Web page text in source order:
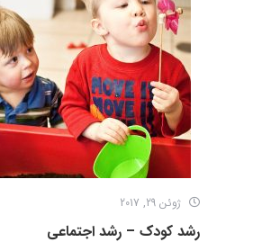
ژوئن 29, 2017
رشد کودک – رشد اجتماعی